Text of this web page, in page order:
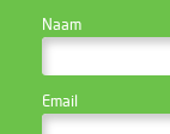
Naam
Email